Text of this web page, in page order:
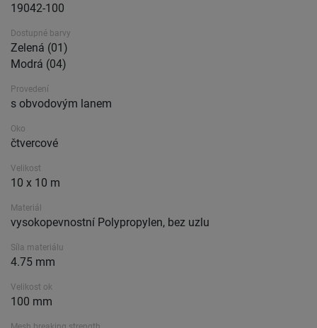
19042-100
Dostupné barvy
Zelená (01)
Modrá (04)
Provedení
s obvodovým lanem
Oko
čtvercové
Velikost
10 x 10 m
Materiál
vysokopevnostní Polypropylen, bez uzlu
Síla materiálu
4.75 mm
Velikost ok
100 mm